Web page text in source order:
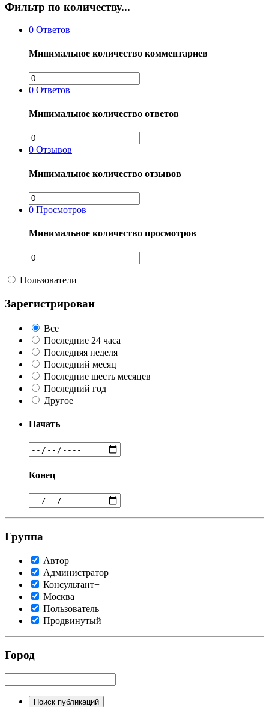
Фильтр по количеству...
0 Ответов
Минимальное количество комментариев
0 Ответов
Минимальное количество ответов
0 Отзывов
Минимальное количество отзывов
0 Просмотров
Минимальное количество просмотров
Пользователи
Зарегистрирован
Все
Последние 24 часа
Последняя неделя
Последний месяц
Последние шесть месяцев
Последний год
Другое
Начать
Конец
Группа
Автор
Администратор
Консультант+
Москва
Пользователь
Продвинутый
Город
Поиск публикаций